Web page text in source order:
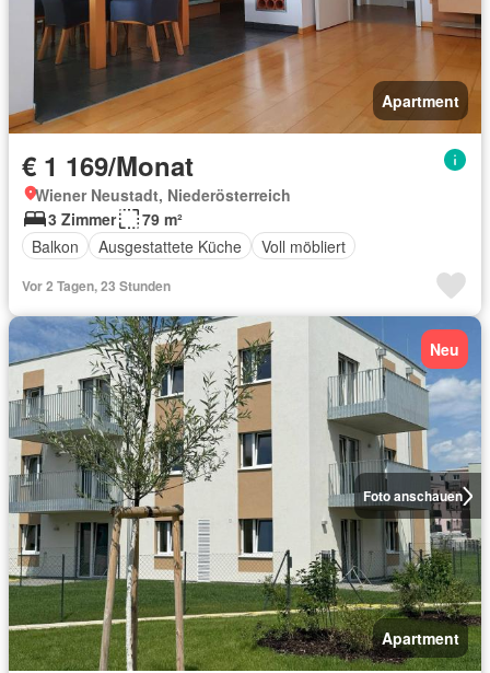
Apartment
€ 1 169/Monat
Wiener Neustadt, Niederösterreich
3 Zimmer
79 m²
Balkon
Ausgestattete Küche Voll möbliert
Vor 2 Tagen, 23 Stunden
Foto anschauen
Neu
Apartment